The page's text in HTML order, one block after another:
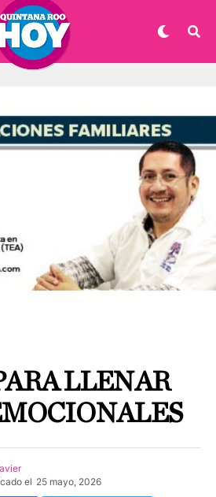
LLENAR
el 25 mayo, 2026